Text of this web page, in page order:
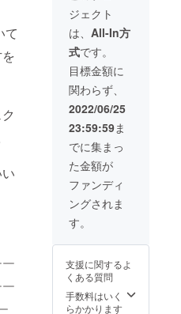
て
割引券/
サービ
ス券を
ご希望
される
か」の
アン
ケート
URL
を、雑
誌お届
け時に
同封い
たしま
す。10
月末を
ただ
定数を
超えた
場合は
抽選と
ご希望
のお名
（ニッ
クネー
ムも
可）を
ご記入
い。第
３者を
特定す
る名前
や公序
良俗に
反する
致しか
ねま
す。 *2
オフラ
インの
場合別
①雑誌
に支援
者の方
のお名
前と
メッ
セージ
(200字
以内)を
記載(*1)
②追加
で雑誌
２冊お
届け ③
あなた
のイベ
ントに
オンラ
インお
悩み相
談１時
間 ⑤あ
なたの
け！ ・
旅行雑
誌
Folte.1
冊 ・デ
ジタル
版(pdf
版) ・お
礼の手
紙 ＋
①〜⑩
よりお
好みの
リター
ンをオ
プショ
つ選択
支援者
さまの
お名前
とメッ
ジェクト
は、 All-In方
式です。
目標金額に
関わらず、
2022/06/25
23:59:59ま
でに集まっ
た金額が
ファンディ
ングされま
す。
支援に関するよ
くある質問
手数料はいく
らかかります